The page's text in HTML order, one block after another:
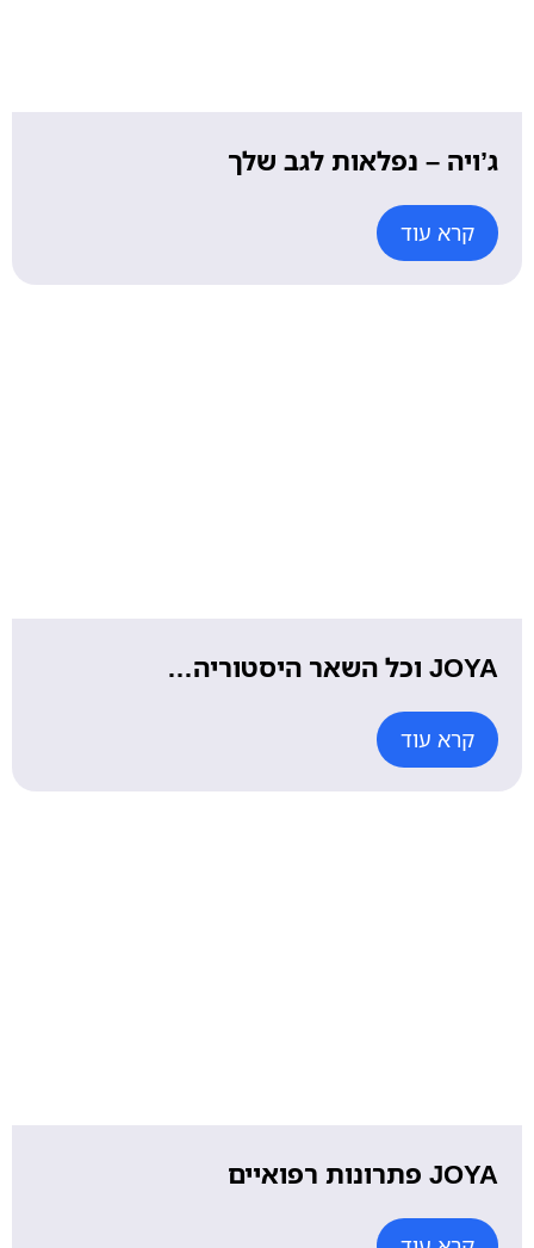
ג’ויה – נפלאות לגב שלך
קרא עוד
JOYA וכל השאר היסטוריה…
קרא עוד
JOYA פתרונות רפואיים